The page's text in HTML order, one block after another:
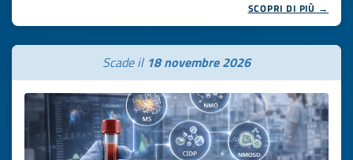
SCOPRI DI PIÙ →
Scade il 18 novembre 2026